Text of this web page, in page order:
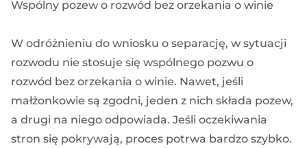
Wspólny pozew o rozwód bez orzekania o winie
W odróżnieniu do wniosku o separację, w sytuacji
rozwodu nie stosuje się wspólnego pozwu o
rozwód bez orzekania o winie. Nawet, jeśli
małżonkowie są zgodni, jeden z nich składa pozew,
a drugi na niego odpowiada. Jeśli oczekiwania
stron się pokrywają, proces potrwa bardzo szybko.